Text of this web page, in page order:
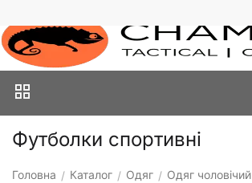
Футболки спортивні
Головна / Каталог / Одяг / Одяг чоловічий